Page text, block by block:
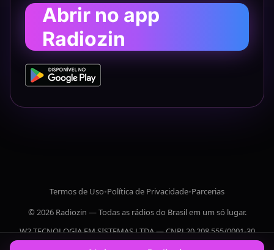
Abrir no app
Radiozin
Termos de Uso•Política de Privacidade•Parcerias
© 2026 Radiozin — Todas as rádios do Brasil em um só lugar.
W2 TECNOLOGIA EM SISTEMAS LTDA — CNPJ 20.208.555/0001-30